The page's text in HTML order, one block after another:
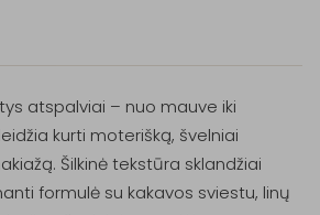
atspalviai – nuo mauve iki
kurti moterišką, švelniai
Šilkinė tekstūra sklandžiai
formulė su kakavos sviestu, linų